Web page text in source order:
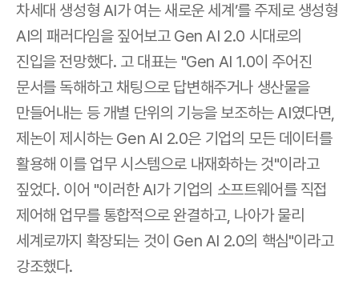
차세대 생성형 AI가 여는 새로운 세계’를 주제로 생성형
AI의 패러다임을 짚어보고 Gen AI 2.0 시대로의
진입을 전망했다. 고 대표는 "Gen AI 1.0이 주어진
문서를 독해하고 채팅으로 답변해주거나 생산물을
만들어내는 등 개별 단위의 기능을 보조하는 AI였다면,
제논이 제시하는 Gen AI 2.0은 기업의 모든 데이터를
활용해 이를 업무 시스템으로 내재화하는 것"이라고
짚었다. 이어 "이러한 AI가 기업의 소프트웨어를 직접
제어해 업무를 통합적으로 완결하고, 나아가 물리
세계로까지 확장되는 것이 Gen AI 2.0의 핵심"이라고
강조했다.